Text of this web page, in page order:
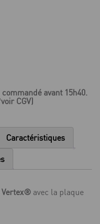
avant 15h40.
CGV)
Caractéristiques
Vertex® avec la plaque